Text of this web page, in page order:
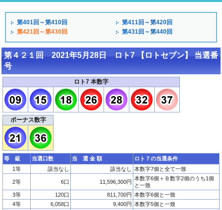
第401回～第410回
第411回～第420回
第421回～第430回
第431回～第440回
第４２１回 2021年5月28日 ロト7 【ロトセブン】 当選番
号
ロト7 本数字
ボーナス数字
等 級 当選口数 当 選 金 額
ロト７の当選条件
1等
該当なし 該当なし 本数字7個と全て一致
2等 6口 11,596,300円
本数字6個＋Ｂ数字2個のうち1個
と一致
3等
120口 811,700円 本数字6個と一致
4等
6,058口 9,400円 本数字5個と一致